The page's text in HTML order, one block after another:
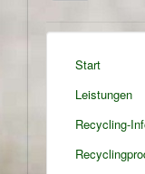
Start
Leistungen
Recycling-